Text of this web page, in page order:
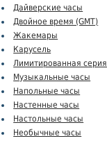
Дайверские часы
Двойное время (GMT)
Жакемары
Карусель
Лимитированная серия
Музыкальные часы
Напольные часы
Настенные часы
Настольные часы
Необычные часы